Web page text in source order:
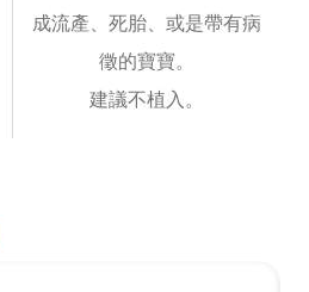
成流產、死胎、或是帶有病
徵的寶寶。
建議不植入。